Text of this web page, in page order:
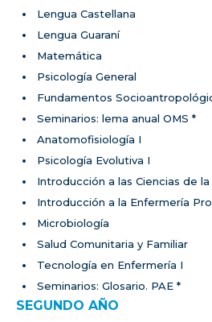
Lengua Castellana
Lengua Guaraní
Matemática
Psicología General
Fundamentos
Seminarios: lema anual OMS *
Anatomofisiología I
Psicología Evolutiva I
Introducción a las Ciencias de la
Introducción a la Enfermería
Microbiología
Salud Comunitaria y Familiar
Tecnología en Enfermería I
Seminarios: Glosario. PAE *
SEGUNDO AÑO